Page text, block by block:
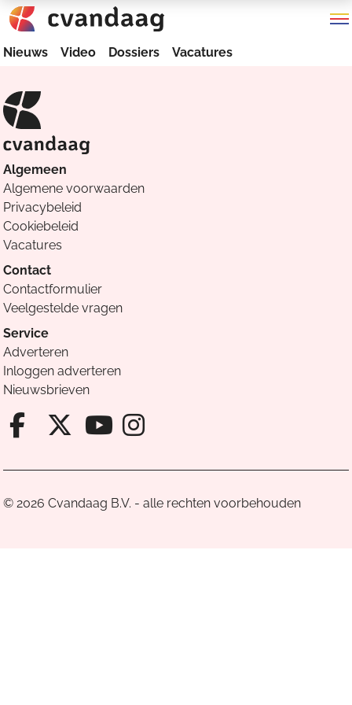
Nieuws Video Dossiers Vacatures
Algemeen
Algemene voorwaarden
Privacybeleid
Cookiebeleid
Vacatures
Contact
Contactformulier
Veelgestelde vragen
Service
Adverteren
Inloggen adverteren
Nieuwsbrieven
Facebook van Cvandaag
X van Cvandaag
Instagram van
© 2026 Cvandaag B.V. - alle rechten voorbehouden